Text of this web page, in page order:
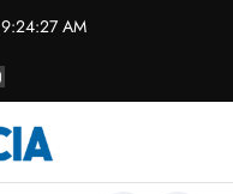
9:24:27 AM